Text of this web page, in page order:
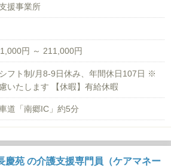
援事業所
円 ～ 211,000円
シフト制/月8-9日休み、年間休日107日 ※
いたします 【休暇】有給休暇
道「南郷IC」約5分
慶苑 の介護支援専門員（ケアマネー